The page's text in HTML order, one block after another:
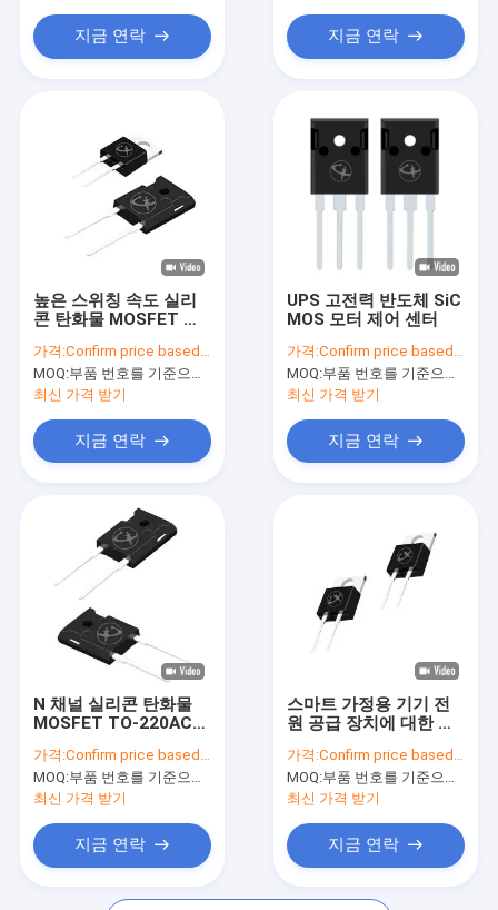
제품
비디오
VR 쇼
품질 관리
저희와 연락
지금 연락 지금 연락
높은 스위칭 속도 실리
콘 탄화물 MOSFET 저
가격:Confirm price based on part number
MOQ:부품 번호를 기준으로 수량 확인
최신 가격 받기
지금 연락
UPS 고전력 반도체 SiC
MOS 모터 제어 센터
가격:Confirm price based on part number
MOQ:부품 번호를 기준으로 수량 확인
최신 가격 받기
지금 연락
N 채널 실리콘 탄화물
MOSFET TO-220AC
가격:Confirm price based on part number
MOQ:부품 번호를 기준으로 수량 확인
최신 가격 받기
지금 연락
스마트 가정용 기기 전
원 공급 장치에 대한 고
가격:Confirm price based on part number
MOQ:부품 번호를 기준으로 수량 확인
최신 가격 받기
지금 연락